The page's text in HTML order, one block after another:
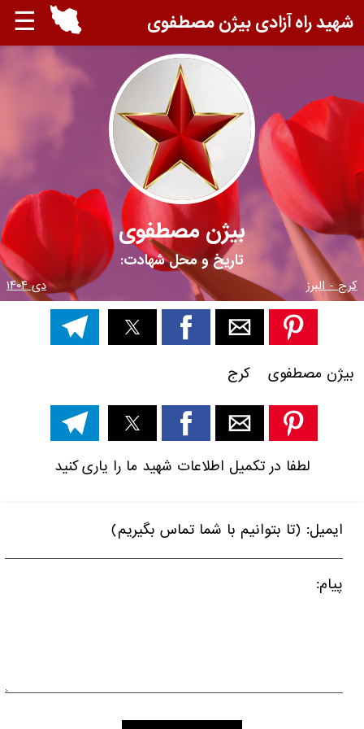
☰ شهید راه آزادی بیژن مصطفوی
بیژن مصطفوی
تاریخ و محل شهادت:
کرج - البرز دی ۱۴۰۴
بیژن مصطفوی کرج
لطفا در تکمیل اطلاعات شهید ما را یاری کنید
ایمیل: (تا بتوانیم با شما تماس بگیریم)
پیام: